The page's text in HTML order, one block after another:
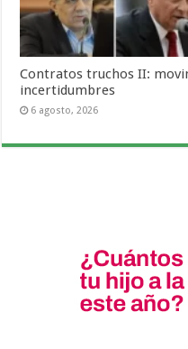
Contratos truchos II:
incertidumbres
6 agosto, 2026